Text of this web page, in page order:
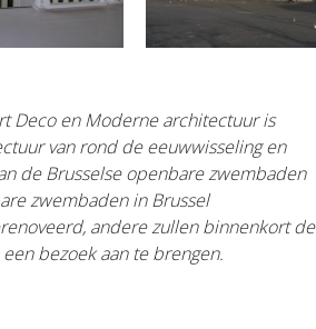
Deco en Moderne architectuur is
van rond de eeuwwisseling en
deBrusselse openbare zwembaden
zwembaden in Brussel
anderezullen binnenkort de
bezoek aan te brengen.